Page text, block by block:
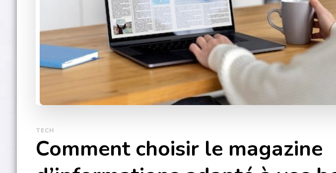
TECH
Comment choisir le magazine